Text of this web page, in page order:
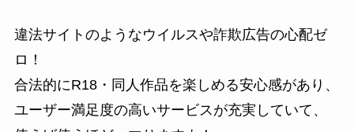
違法サイトのようなウイルスや詐欺広告の心配ゼ
ロ！
合法的にR18・同人作品を楽しめる安心感があり、
ユーザー満足度の高いサービスが充実していて、